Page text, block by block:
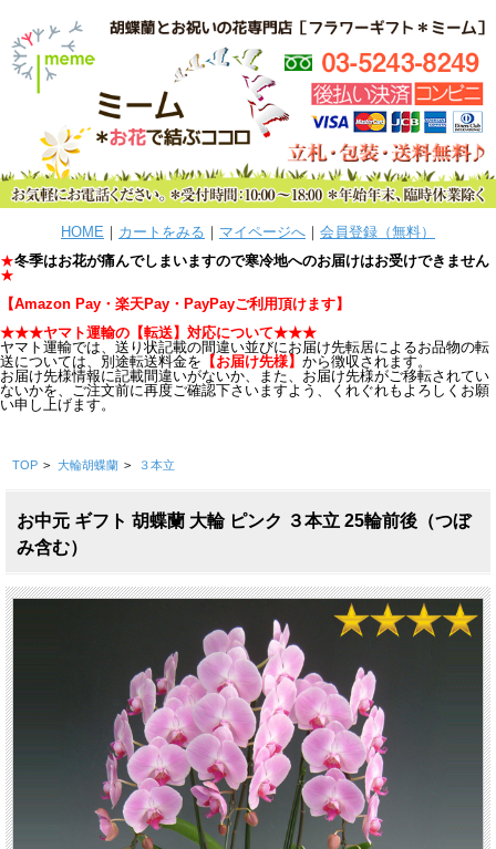
HOME ｜ カートをみる ｜ マイページへ ｜ 会員登録（無料）
★冬季はお花が痛んでしまいますので寒冷地へのお届けはお受けできません
★
【Amazon Pay・楽天Pay・PayPayご利用頂けます】
★★★ヤマト運輸の【転送】 対応について★★★
ヤマト運輸では、送り状記載の間違い並びにお届け先転居によるお品物の転
送については、別途転送料金を 【お届け先様】 から徴収されます。
お届け先様情報に記載間違いがないか、また、お届け先様がご移転されてい
ないかを、ご注文前に再度ご確認下さいますよう、くれぐれもよろしくお願
い申し上げます。
TOP > 大輪胡蝶蘭 > ３本立
お中元 ギフト 胡蝶蘭 大輪 ピンク ３本立 25輪前後（つぼ
み含む）